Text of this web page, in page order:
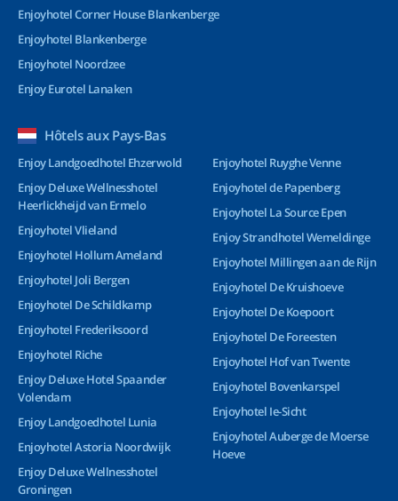
Enjoyhotel Corner House Blankenberge
Enjoyhotel Blankenberge
Enjoyhotel Noordzee
Enjoy Eurotel Lanaken
Hôtels aux Pays-Bas
Enjoy Landgoedhotel Ehzerwold
Enjoy Deluxe Wellnesshotel
Heerlickheijd van Ermelo
Enjoyhotel Vlieland
Enjoyhotel Hollum Ameland
Enjoyhotel Joli Bergen
Enjoyhotel De Schildkamp
Enjoyhotel Frederiksoord
Enjoyhotel Riche
Enjoy Deluxe Hotel Spaander
Volendam
Enjoy Landgoedhotel Lunia
Enjoyhotel Astoria Noordwijk
Enjoy Deluxe Wellnesshotel
Groningen
Enjoyhotel Ruyghe Venne
Enjoyhotel de Papenberg
Enjoyhotel La Source Epen
Enjoy Strandhotel Wemeldinge
Enjoyhotel Millingen aan de Rijn
Enjoyhotel De Kruishoeve
Enjoyhotel De Koepoort
Enjoyhotel De Foreesten
Enjoyhotel Hof van Twente
Enjoyhotel Bovenkarspel
Enjoyhotel Ie-Sicht
Enjoyhotel Auberge de Moerse
Hoeve